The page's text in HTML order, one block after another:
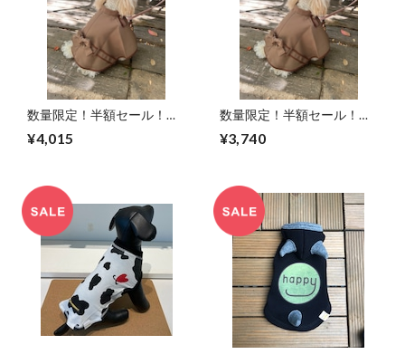
数量限定！半額セール！
イズ、XLサイズ
¥4,015
数量限定！半額セール！
ズ
¥3,740